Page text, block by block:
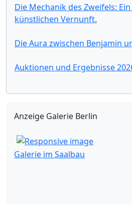
Die Mechanik des Zweifels:
künstlichen Vernunft.
Die Aura zwischen Benjamin
Auktionen und Ergebnisse
Anzeige Galerie Berlin
Galerie im Saalbau